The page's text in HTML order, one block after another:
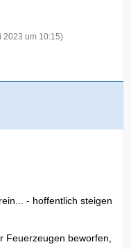
2023 um 10:15)
- hoffentlich steigen
Feuerzeugen beworfen,